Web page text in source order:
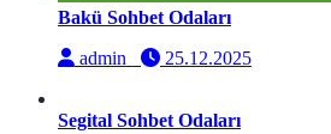
Bakü Sohbet Odaları
admin
25.12.2025
Segital Sohbet Odaları